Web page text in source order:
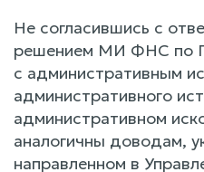
Не согласившись с
решением МИ ФНС по
с административным
административного
административном
аналогичны доводам,
направленном в